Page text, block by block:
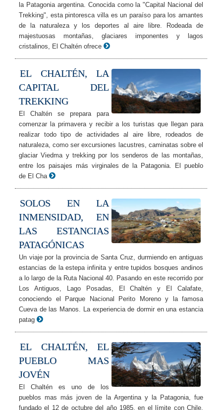
la Patagonia argentina. Conocida como la "Capital Nacional del
Trekking", esta pintoresca villa es un paraíso para los amantes
de la naturaleza y los deportes al aire libre. Rodeada de
majestuosas montañas, glaciares imponentes y lagos
cristalinos, El Chaltén ofrece
EL CHALTÉN, LA
CAPITAL DEL
TREKKING
El Chaltén se prepara para
comenzar la primavera y recibir a los turistas que llegan para
realizar todo tipo de actividades al aire libre, rodeados de
naturaleza, como ser excursiones lacustres, caminatas sobre el
glaciar Viedma y trekking por los senderos de las montañas,
entre los paisajes más virginales de la Patagonia. El pueblo
de El Cha
SOLOS EN LA
INMENSIDAD, EN
LAS ESTANCIAS
PATAGÓNICAS
Un viaje por la provincia de Santa Cruz, durmiendo en antiguas
estancias de la estepa infinita y entre tupidos bosques andinos
a lo largo de la Ruta Nacional 40. Pasando en este recorrido por
Los Antiguos, Lago Posadas, El Chaltén y El Calafate,
conociendo el Parque Nacional Perito Moreno y la famosa
Cueva de las Manos. La experiencia de dormir en una estancia
patag
EL CHALTÉN, EL
PUEBLO MAS
JOVÉN
El Chaltén es uno de los
pueblos mas más joven de la Argentina y la Patagonia, fue
fundado el 12 de octubre del año 1985, en el límite con Chile.